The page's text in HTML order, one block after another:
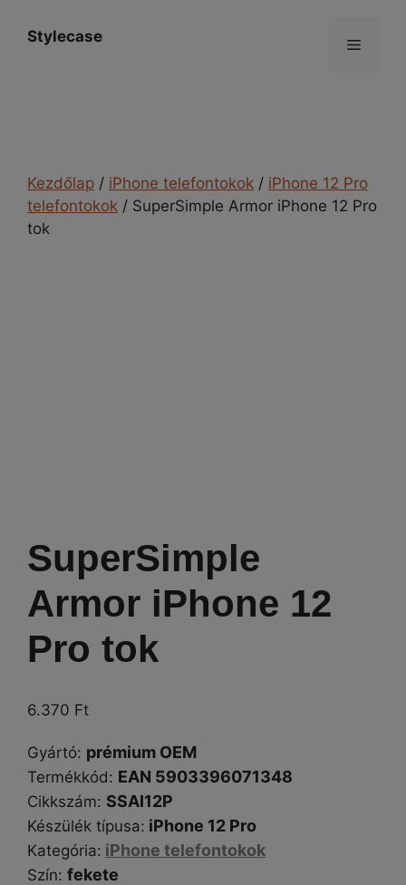
Stylecase Menü
Kezdőlap / iPhone telefontokok / iPhone 12 Pro
telefontokok / SuperSimple Armor iPhone 12 Pro
tok
SuperSimple
Armor iPhone 12
Pro tok
6.370 Ft
Gyártó: prémium OEM
Termékkód: EAN 5903396071348
Cikkszám: SSAI12P
Készülék típusa: iPhone 12 Pro
Kategória: iPhone telefontokok
Szín: fekete